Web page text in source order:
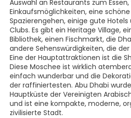
Auswahl an Restaurants zum Essen,
Einkaufsmöglichkeiten, eine
Spazierengehen, einige gute
Clubs. Es gibt ein Heritage Village,
Bibliothek, einen Fischmarkt, die
andere Sehenswürdigkeiten, die
Eine der Hauptattraktionen ist die
Diese Moschee ist wirklich
einfach wunderbar und die
der raffiniertesten. Abu Dhabi
Hauptküste der Vereinigten
und ist eine kompakte, moderne,
zivilisierte Stadt.